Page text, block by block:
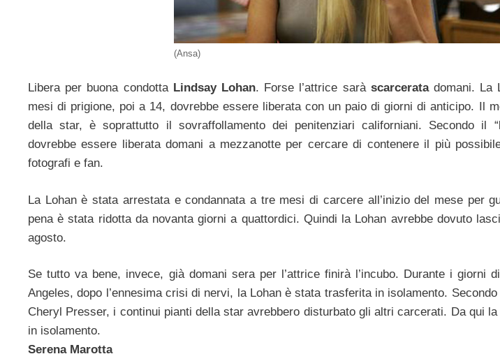
(Ansa)
Libera per buona condotta Lindsay Lohan. Forse l’attrice sarà scarceratadomani. La
mesi di prigione, poi a 14, dovrebbe essere liberata con un paio di giorni di anticipo. Il
della star, è soprattutto il sovraffollamento dei penitenziari californiani. Secondo il “
dovrebbe essere liberata domani a mezzanotte per cercare di contenere il più
fotografi e fan.
La Lohan è stata arrestata e condannata a tre mesi di carcere all’inizio del mese per
pena è stata ridotta da novanta giorni a quattordici. Quindi la Lohan avrebbe dovuto
agosto.
Se tutto va bene, invece, già domani sera per l’attrice finirà l’incubo. Durante i giorni
Angeles, dopo l’ennesima crisi di nervi, la Lohan è stata trasferita in isolamento.
Cheryl Presser, i continui pianti della star avrebbero disturbato gli altri carcerati. Da qui
in isolamento.
Serena Marotta